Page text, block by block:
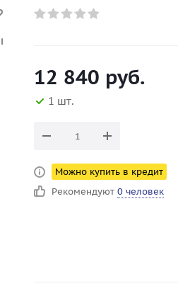
12 840 руб.
1 шт.
Можно купить в кредит
Рекомендуют 0 человек